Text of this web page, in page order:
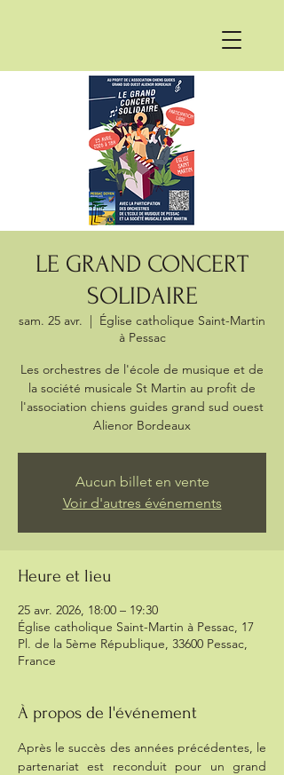
LE GRAND CONCERT
SOLIDAIRE
sam. 25 avr.
  |
Église catholique Saint-Martin
à Pessac
Les orchestres de l'école de musique et de
la société musicale St Martin au profit de
l'association chiens guides grand sud ouest
Alienor Bordeaux
Aucun billet en vente
Voir d'autres événements
Heure et lieu
25 avr. 2026, 18:00 – 19:30
Église catholique Saint-Martin à Pessac, 17
Pl. de la 5ème République, 33600 Pessac,
France
À propos de l'événement
Après le succès des années précédentes, le
partenariat est reconduit pour un grand